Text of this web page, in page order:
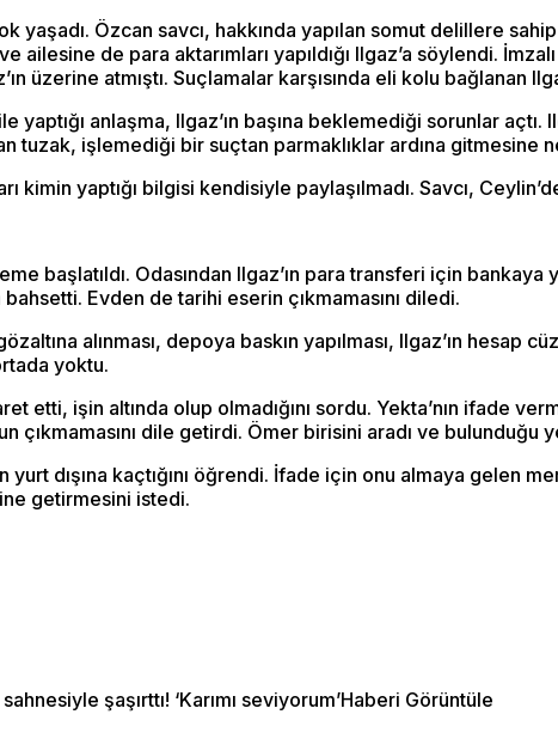
yaşadı. Özcan savcı, hakkında yapılan somut delillere
de para aktarımları yapıldığı Ilgaz’a söylendi.
üzerine atmıştı. Suçlamalar karşısında eli kolu bağlanan
anlaşma, Ilgaz’ın başına beklemediği sorunlar açtı.
tuzak, işlemediği bir suçtan parmaklıklar ardına gitmesine
kimin yaptığı bilgisi kendisiyle paylaşılmadı. Savcı,
başlatıldı. Odasından Ilgaz’ın para transferi için
Evden de tarihi eserin çıkmamasını diledi.
alınması, depoya baskın yapılması, Ilgaz’ın
yoktu.
etti, işin altında olup olmadığını sordu. Yekta’nın ifade
çıkmamasını dile getirdi. Ömer birisini aradı ve bulunduğu
yurt dışına kaçtığını öğrendi. İfade için onu almaya gelen
getirmesini istedi.
sahnesiyle şaşırttı! ‘Karımı seviyorum’Haberi Görüntüle